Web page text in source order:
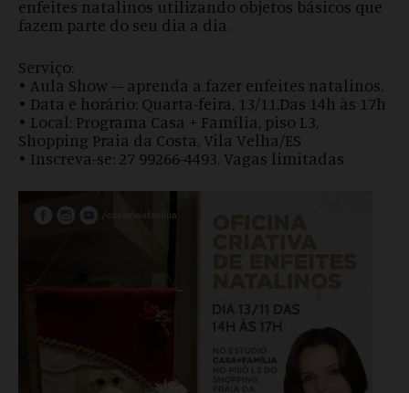
enfeites natalinos utilizando objetos básicos que
fazem parte do seu dia a dia.
Serviço:
• Aula Show – aprenda a fazer enfeites natalinos.
• Data e horário: Quarta-feira, 13/11,Das 14h às 17h
• Local: Programa Casa + Família, piso L3,
Shopping Praia da Costa, Vila Velha/ES
• Inscreva-se: 27 99266-4493. Vagas limitadas